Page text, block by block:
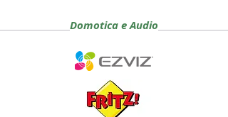
Domotica e Audio